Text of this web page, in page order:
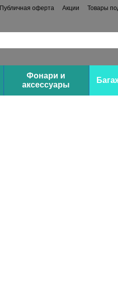
Публичная оферта Акции Товары
Фонари и
аксессуары